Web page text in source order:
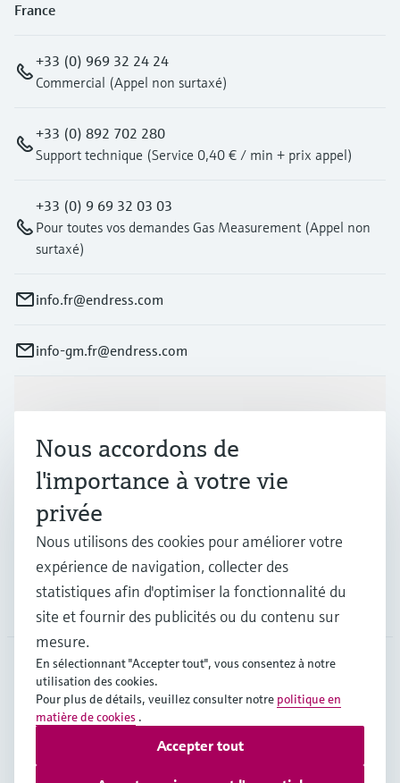
France
+33 (0) 969 32 24 24
Commercial (Appel non surtaxé)
+33 (0) 892 702 280
Support technique (Service 0,40 € / min + prix appel)
+33 (0) 9 69 32 03 03
Pour toutes vos demandes Gas Measurement (Appel non
surtaxé)
info.fr@endress.com
info-gm.fr@endress.com
Produits et services
Industries
Support
FRA • Français
Copyright © Endress+Hauser Group Services AG
Mentions légales
Conditions d'utilisation
Nous accordons de
l'importance à votre vie
privée
Nous utilisons des cookies pour améliorer votre
expérience de navigation, collecter des
statistiques afin d'optimiser la fonctionnalité du
site et fournir des publicités ou du contenu sur
mesure.
En sélectionnant "Accepter tout", vous consentez à notre
utilisation des cookies.
Pour plus de détails, veuillez consulter notre politique en
matière de cookies .
Accepter tout